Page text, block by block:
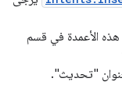
الأعمدة في قسم
"تحديث".